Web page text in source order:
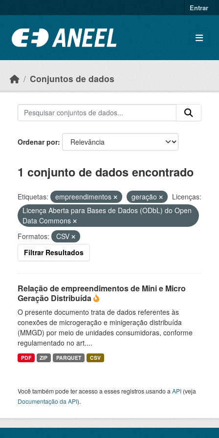
Entrar
Conjuntos de dados
Ordenar por
1 conjunto de dados encontrado
Etiquetas: empreendimentos geração
Licenças:
Licença Aberta para Bases de Dados (ODbL) do Open
Data Commons
Formatos:
CSV
Filtrar Resultados
Relação de empreendimentos de Mini e Micro
Geração Distribuída
O presente documento trata de dados referentes às
conexões de microgeração e minigeração distribuída
(MMGD) por meio de unidades consumidoras, conforme
regulamentado no art....
PDF ZIP PARQUET CSV
Você também pode ter acesso a esses registros usando a API (veja
Documentação da API).